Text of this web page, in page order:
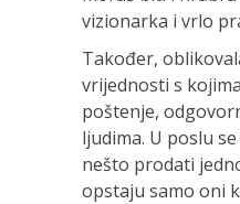
vizionarka i vrlo
Također,
vrijednosti s
poštenje,
ljudima. U poslu
nešto prodati
opstaju samo oni